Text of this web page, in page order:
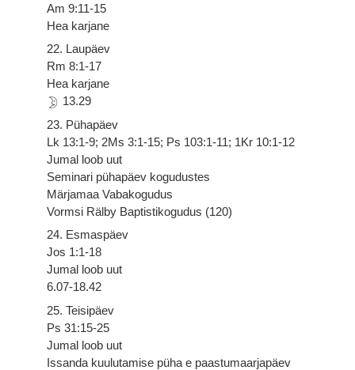
Am 9:11-15
Hea karjane
22. Laupäev
Rm 8:1-17
Hea karjane
13.29
23. Pühapäev
Lk 13:1-9; 2Ms 3:1-15; Ps 103:1-11; 1Kr 10:1-12
Jumal loob uut
Seminari pühapäev kogudustes
Märjamaa Vabakogudus
Vormsi Rälby Baptistikogudus (120)
24. Esmaspäev
Jos 1:1-18
Jumal loob uut
6.07-18.42
25. Teisipäev
Ps 31:15-25
Jumal loob uut
Issanda kuulutamise püha e paastumaarjapäev